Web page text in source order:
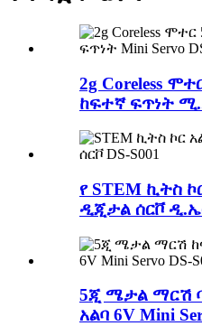
2g Coreless
ከፍተኛ ፍጥነት
የ STEM ኪትስ
ዲጂታል ሰርቮ
5ጂ ሜታል ማርሽ
አልባ 6V Mini